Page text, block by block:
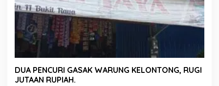
DUA PENCURI GASAK WARUNG KELONTONG, RUGI
JUTAAN RUPIAH.